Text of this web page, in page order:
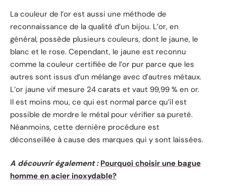
La couleur de l’or est aussi une méthode de
reconnaissance de la qualité d’un bijou. L’or, en
général, possède plusieurs couleurs, dont le jaune, le
blanc et le rose. Cependant, le jaune est reconnu
comme la couleur certifiée de l’or pur parce que les
autres sont issus d’un mélange avec d’autres métaux.
L’or jaune vif mesure 24 carats et vaut 99,99 % en or.
Il est moins mou, ce qui est normal parce qu’il est
possible de mordre le métal pour vérifier sa pureté.
Néanmoins, cette dernière procédure est
déconseillée à cause des marques qui y sont laissées.
A découvrir également : Pourquoi choisir une bague
homme en acier inoxydable?